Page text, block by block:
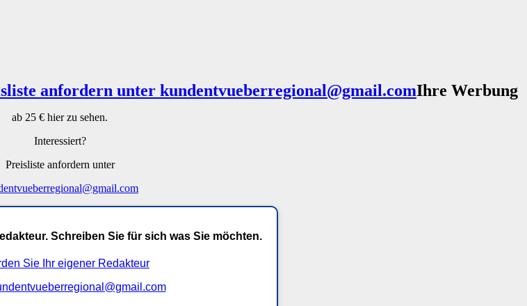
Ihre Werbung
ab 25 € hier zu sehen.
Interessiert?
Preisliste anfordern unter
Schreiben Sie für sich was Sie möchten.